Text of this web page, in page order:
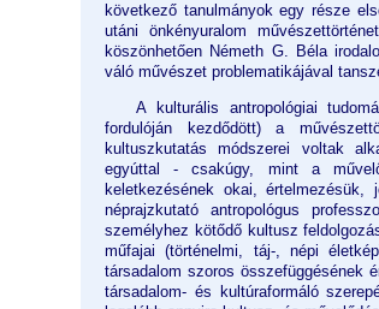
következő tanulmányok egy része
utáni önkényuralom
köszönhetően Németh G. Béla
váló művészet problematikájával
A kulturális antropológiai
fordulóján kezdődött) a
kultuszkutatás módszerei voltak
egyúttal - csakúgy, mint a
keletkezésének okai,
néprajzkutató antropológus
személyhez kötődő kultusz
műfajai (történelmi, táj-, népi
társadalom szoros összefüggésének
társadalom- és kultúraformáló